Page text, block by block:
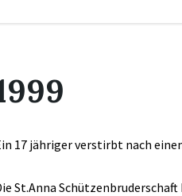
17 jähriger verstirbt nach
St.Anna